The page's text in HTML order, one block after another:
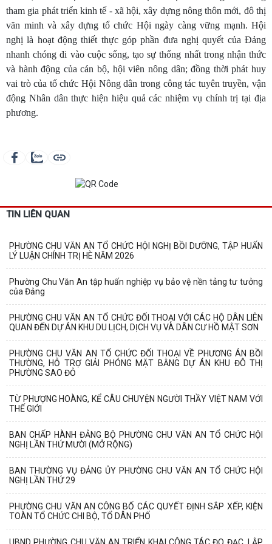
tham gia phát triển kinh tế - xã hội, xây dựng nông thôn mới, đô thị
văn minh và xây dựng tổ chức Hội ngày càng vững mạnh. Hội
nghị là hoạt động thiết thực góp phần đưa nghị quyết của Đảng
nhanh chóng đi vào cuộc sống, tạo sự thống nhất trong nhận thức
và hành động của cán bộ, hội viên nông dân; đồng thời phát huy
vai trò của tổ chức Hội Nông dân trong công tác tuyên truyền, vận
động Nhân dân thực hiện hiệu quả các nhiệm vụ chính trị tại địa
phương.
TIN LIÊN QUAN
PHƯỜNG CHU VĂN AN TỔ CHỨC HỘI NGHỊ BỒI DƯỠNG, TẬP HUẤN
LÝ LUẬN CHÍNH TRỊ HÈ NĂM 2026
Phường Chu Văn An tập huấn nghiệp vụ bảo vệ nền tảng tư tưởng
của Đảng
PHƯỜNG CHU VĂN AN TỔ CHỨC ĐỐI THOẠI VỚI CÁC HỘ DÂN LIÊN
QUAN ĐẾN DỰ ÁN KHU DU LỊCH, DỊCH VỤ VÀ DÂN CƯ HỒ MẬT SƠN
PHƯỜNG CHU VĂN AN TỔ CHỨC ĐỐI THOẠI VỀ PHƯƠNG ÁN BỒI
THƯỜNG, HỖ TRỢ GIẢI PHÓNG MẶT BẰNG DỰ ÁN KHU ĐÔ THỊ
PHƯỜNG SAO ĐỎ
TỪ PHƯỢNG HOÀNG, KỂ CÂU CHUYỆN NGƯỜI THẦY VIỆT NAM VỚI
THẾ GIỚI
BAN CHẤP HÀNH ĐẢNG BỘ PHƯỜNG CHU VĂN AN TỔ CHỨC HỘI
NGHỊ LẦN THỨ MƯỜI (MỞ RỘNG)
BAN THƯỜNG VỤ ĐẢNG ỦY PHƯỜNG CHU VĂN AN TỔ CHỨC HỘI
NGHỊ LẦN THỨ 29
PHƯỜNG CHU VĂN AN CÔNG BỐ CÁC QUYẾT ĐỊNH SẮP XẾP, KIỆN
TOÀN TỔ CHỨC CHI BỘ, TỔ DÂN PHỐ
UBND PHƯỜNG CHU VĂN AN TRIỂN KHAI CÔNG TÁC ĐO ĐẠC, LẬP